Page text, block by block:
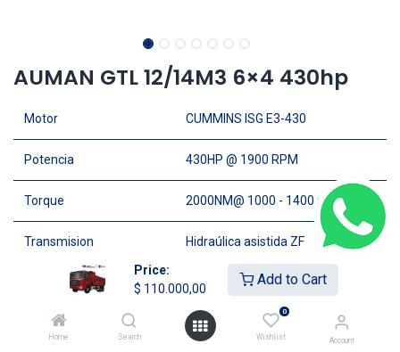
Price:
$ 110.000,00
Add to Cart
Home Search
0
Wishlist Account
AUMAN GTL 12/14M3 6×4 430hp
Motor CUMMINS ISG E3-430
Potencia 430HP @ 1900 RPM
Torque 2000NM@ 1000 - 1400 rpm
Transmision Hidraúlica asistida ZF
Frontal, Con Camarote
Capacidad de Carga 17.5 Ton